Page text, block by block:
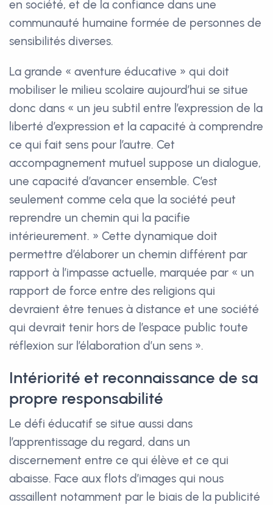
en société, et de la confiance dans une
communauté humaine formée de personnes de
sensibilités diverses.
La grande « aventure éducative » qui doit
mobiliser le milieu scolaire aujourd’hui se situe
donc dans « un jeu subtil entre l’expression de la
liberté d’expression et la capacité à comprendre
ce qui fait sens pour l’autre. Cet
accompagnement mutuel suppose un dialogue,
une capacité d’avancer ensemble. C’est
seulement comme cela que la société peut
reprendre un chemin qui la pacifie
intérieurement. » Cette dynamique doit
permettre d’élaborer un chemin différent par
rapport à l’impasse actuelle, marquée par « un
rapport de force entre des religions qui
devraient être tenues à distance et une société
qui devrait tenir hors de l’espace public toute
réflexion sur l’élaboration d’un sens ».
Intériorité et reconnaissance de sa
propre responsabilité
Le défi éducatif se situe aussi dans
l’apprentissage du regard, dans un
discernement entre ce qui élève et ce qui
abaisse. Face aux flots d’images qui nous
assaillent notamment par le biais de la publicité